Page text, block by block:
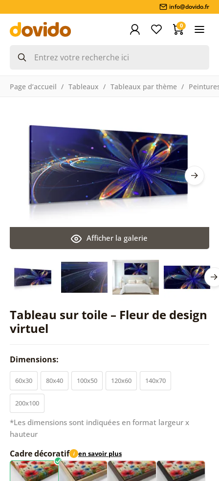
info@dovido.fr
0
Page d’accueil Tableaux Tableaux par thème
Tableau sur toile – Fleur de design
virtuel
Afficher la galerie
Dimensions:
60x30 80x40 100x50 120x60 140x70
200x100
*Les dimensions sont indiquées en format largeur x
hauteur
Cadre décoratif i en savoir plus